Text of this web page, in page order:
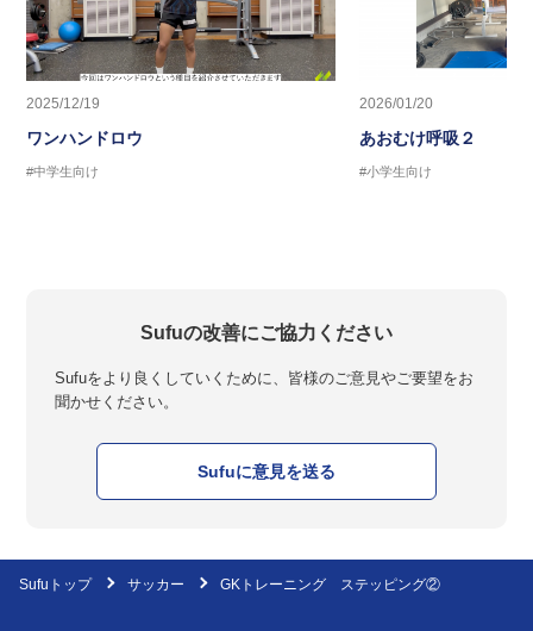
2025/12/19
ワンハンドロウ
#中学生向け
2026/01/20
あおむけ呼吸２
#小学生向け
Sufuの改善にご協力ください
Sufuをより良くしていくために、皆様のご意見やご要望をお
聞かせください。
Sufuに意見を送る
Sufuトップ サッカー GKトレーニング ステッピング②